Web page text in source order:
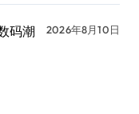
码潮
2026年8月10日